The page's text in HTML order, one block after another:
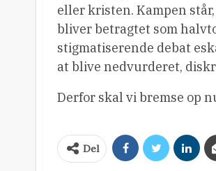
eller kristen. Kampen
bliver betragtet som
stigmatiserende debat
at blive nedvurderet,
Derfor skal vi bremse op
Del